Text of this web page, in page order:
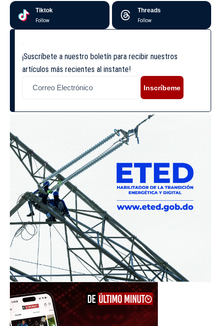
Tiktok
Follow
Threads
Follow
¡Suscríbete a nuestro boletín para recibir nuestros
artículos más recientes al instante!
Inscríbeme